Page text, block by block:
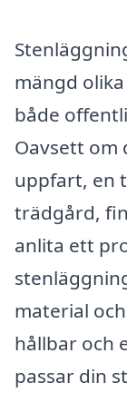
mängd
både
Oavsett om
uppfart, en
trädgård,
anlita ett
material
hållbar och
passar din